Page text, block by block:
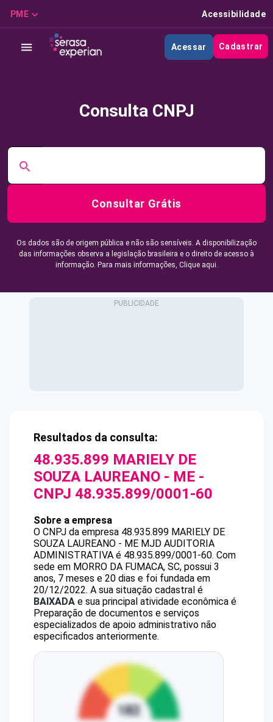
PME Acessibilidade
Acessar Cadastrar
Consulta CNPJ
Consultar Grátis
Os dados são de origem pública e não são sensíveis. A disponibilização
das informações observa a legislação brasileira e o direito de acesso à
informação. Para mais informações, Clique aqui.
Resultados da consulta:
48.935.899 MARIELY DE
SOUZA LAUREANO - ME -
CNPJ 48.935.899/0001-60
Sobre a empresa
O CNPJ da empresa 48.935.899 MARIELY DE
SOUZA LAUREANO - ME MJD AUDITORIA
ADMINISTRATIVA é 48.935.899/0001-60. Com
sede em MORRO DA FUMACA, SC, possui 3
anos, 7 meses e 20 dias e foi fundada em
20/12/2022. A sua situação cadastral é
BAIXADA e sua principal atividade econômica é
Preparação de documentos e serviços
especializados de apoio administrativo não
especificados anteriormente.